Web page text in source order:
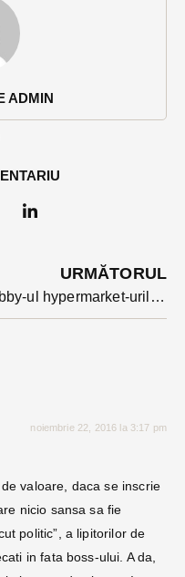
ADMIN
URMĂTORUL
Lobby-ul hypermarket-urilor nu are granițe: o încasăm de la UE pentru legea cu 51% produse românești. Inițiatorii spun că nu putem renunța așa ușor
noiembrie 22, 2016 la 3:17 pm
valoare, daca se inscrie
nicio sansa sa fie
politic”, a lipitorilor de
in fata boss-ului. A da,